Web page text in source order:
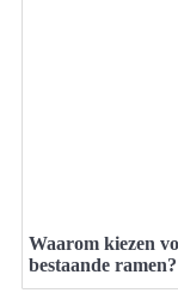
Waarom kiezen
bestaande ramen?